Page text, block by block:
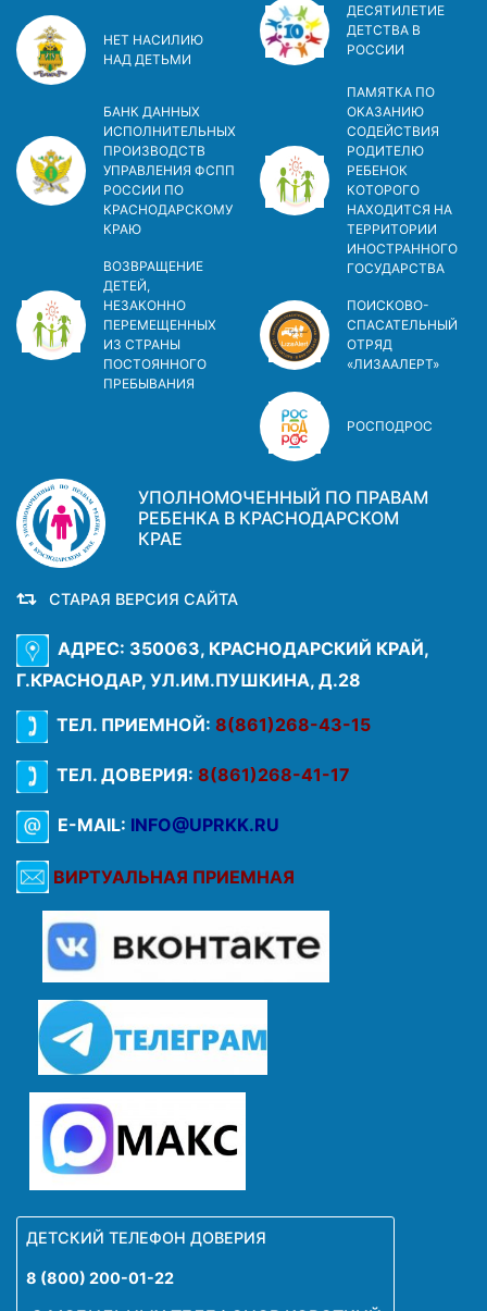
НЕТ НАСИЛИЮ
НАД ДЕТЬМИ
БАНК ДАННЫХ
ИСПОЛНИТЕЛЬНЫХ
ПРОИЗВОДСТВ
УПРАВЛЕНИЯ ФСПП
РОССИИ ПО
КРАСНОДАРСКОМУ
КРАЮ
ВОЗВРАЩЕНИЕ
ДЕТЕЙ,
НЕЗАКОННО
ПЕРЕМЕЩЕННЫХ
ИЗ СТРАНЫ
ПОСТОЯННОГО
ПРЕБЫВАНИЯ
ДЕСЯТИЛЕТИЕ
ДЕТСТВА В
РОСCИИ
ПАМЯТКА ПО
ОКАЗАНИЮ
СОДЕЙСТВИЯ
РОДИТЕЛЮ
РЕБЕНОК
КОТОРОГО
НАХОДИТСЯ НА
ТЕРРИТОРИИ
ИНОСТРАННОГО
ГОСУДАРСТВА
ПОИСКОВО-
СПАСАТЕЛЬНЫЙ
ОТРЯД
«ЛИЗААЛЕРТ»
РОСПОДРОС
УПОЛНОМОЧЕННЫЙ ПО ПРАВАМ
РЕБЕНКА В КРАСНОДАРСКОМ
КРАЕ
СТАРАЯ ВЕРСИЯ САЙТА
АДРЕС: 350063, КРАСНОДАРСКИЙ КРАЙ,
Г.КРАСНОДАР, УЛ.ИМ.ПУШКИНА, Д.28
ТЕЛ. ПРИЕМНОЙ: 8(861)268-43-15
ТЕЛ. ДОВЕРИЯ: 8(861)268-41-17
E-MAIL: INFO@UPRKK.RU
ВИРТУАЛЬНАЯ ПРИЕМНАЯ
ДЕТСКИЙ ТЕЛЕФОН ДОВЕРИЯ
8 (800) 200-01-22